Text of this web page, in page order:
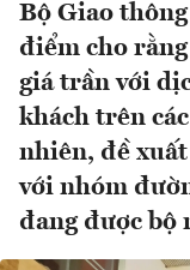
Bộ Giao
điểm cho
giá trần với
khách trên
nhiên, đề xuất
với nhóm
đang được bộ